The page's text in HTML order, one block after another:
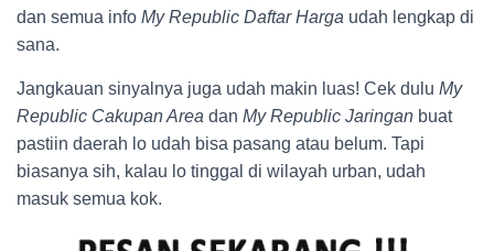
dan semua info My Republic Daftar Harga udah lengkap di
sana.
Jangkauan sinyalnya juga udah makin luas! Cek dulu My
Republic Cakupan Area dan My Republic Jaringan buat
pastiin daerah lo udah bisa pasang atau belum. Tapi
biasanya sih, kalau lo tinggal di wilayah urban, udah
masuk semua kok.